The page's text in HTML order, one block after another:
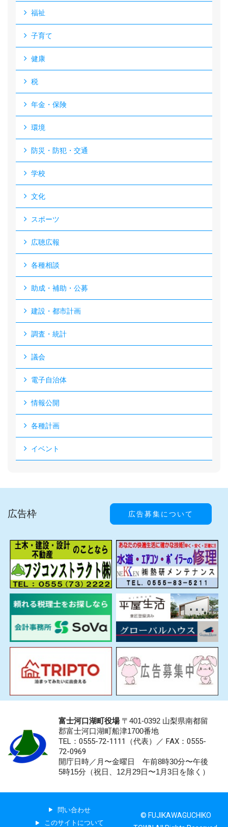
福祉
子育て
健康
税
年金・保険
環境
防災・防犯・交通
学校
文化
スポーツ
広聴広報
各種相談
助成・補助・公募
建設・都市計画
調査・統計
議会
電子自治体
情報公開
各種計画
イベント
広告枠 広告募集について
富士河口湖町役場〒401-0392 山梨県南都留
郡富士河口湖町船津1700番地
TEL：0555-72-1111 （代表）／ FAX：0555-
72-0969
開庁日時／月〜金曜日 午前8時30分〜午後
5時15分（祝日、12月29日〜1月3日を除く）
問い合わせ
このサイトについて
© FUJIKAWAGUCHIKO